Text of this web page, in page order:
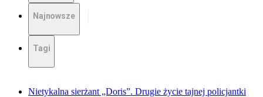
Najnowsze
Tagi
Nietykalna sierżant „Doris”. Drugie życie tajnej policjantki